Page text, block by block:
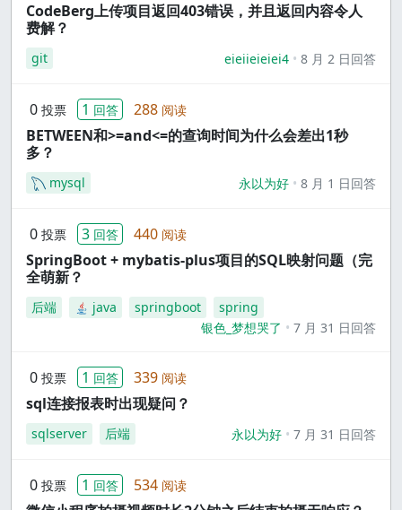
CodeBerg上传项目返回403错误，并且返回内容令人
费解？
git eieiieieiei4 8 月 2 日回答
0 投票 1 回答 288 阅读
BETWEEN和>=and<=的查询时间为什么会差出1秒
多？
mysql 永以为好 8 月 1 日回答
0 投票 3 回答 440 阅读
SpringBoot + mybatis-plus项目的SQL映射问题（完
全萌新？
后端 java springboot
spring
银色_梦想哭了
7 月 31 日回答
0 投票 1 回答 339 阅读
sql连接报表时出现疑问？
sqlserver 后端 永以为好 7 月 31 日回答
0 投票 1 回答 534 阅读